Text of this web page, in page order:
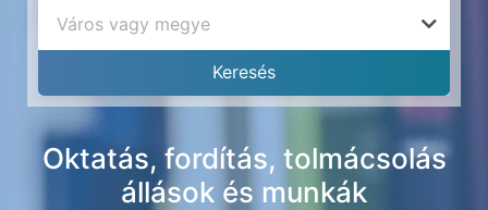
Oktatás, fordítás, tolmácsolás
állások és munkák